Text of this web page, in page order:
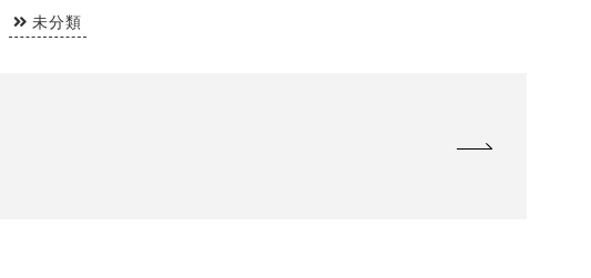
未分類